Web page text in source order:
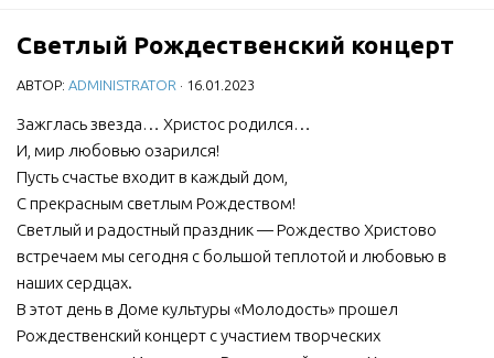
Книга почета культуры
Фотогалерея
Документы
Учредительные документы
Правовая база
Противодействие коррупции
Учреждения культуры
МБУ Дом культуры «Молодость»
Светлый Рождественский концерт
АВТОР: ADMINISTRATOR · 16.01.2023
Зажглacь звезда… Христос родился…
И, мир любовью озарился!
Пусть счaстье входит в кaждый дом,
С прeкрасным светлым Рождеством!
Светлый и радостный праздник — Рождество Христово
встречаем мы сегодня с большой теплотой и любовью в
наших сердцах.
В этот день в Доме культуры «Молодость» прошел
Рождественский концерт с участием творческих